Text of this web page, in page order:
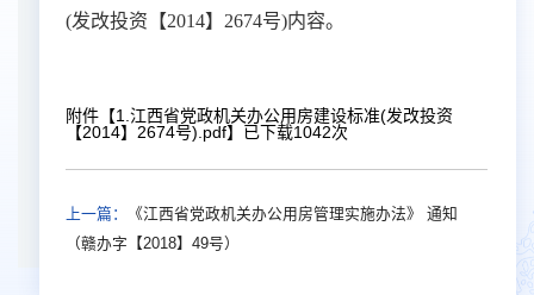
(发改投资【2014】2674号)内容。
附件【1.江西省党政机关办公用房建设标准(发改投资
【2014】2674号).pdf】已下载1042次
上一篇：
《江西省党政机关办公用房管理实施办法》 通知
（赣办字【2018】49号）